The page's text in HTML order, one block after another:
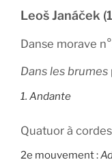
Leoš Janáček
Danse morave
Dans les brumes
1. Andante
Quatuor à
2e mouvement :